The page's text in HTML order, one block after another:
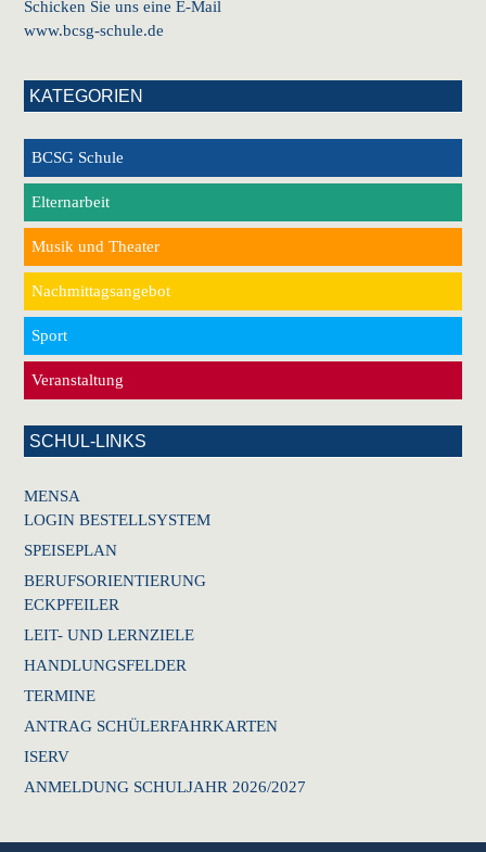
Schicken Sie uns eine E-Mail
www.bcsg-schule.de
KATEGORIEN
BCSG Schule
Elternarbeit
Musik und Theater
Nachmittagsangebot
Sport
Veranstaltung
SCHUL-LINKS
MENSA
LOGIN BESTELLSYSTEM
SPEISEPLAN
BERUFSORIENTIERUNG
ECKPFEILER
LEIT- UND LERNZIELE
HANDLUNGSFELDER
TERMINE
ANTRAG SCHÜLERFAHRKARTEN
ISERV
ANMELDUNG SCHULJAHR 2026/2027